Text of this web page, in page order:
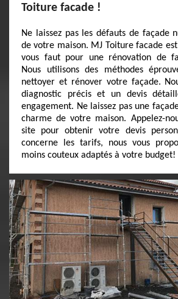
Toiture facade !
Ne laissez pas les défauts de façade
de votre maison. MJ Toiture facade
vous faut pour une rénovation de
Nous utilisons des méthodes
nettoyer et rénover votre façade.
diagnostic précis et un devis
engagement. Ne laissez pas une
charme de votre maison. Appelez-
site pour obtenir votre devis
concerne les tarifs, nous vous
moins couteux adaptés à votre budget!